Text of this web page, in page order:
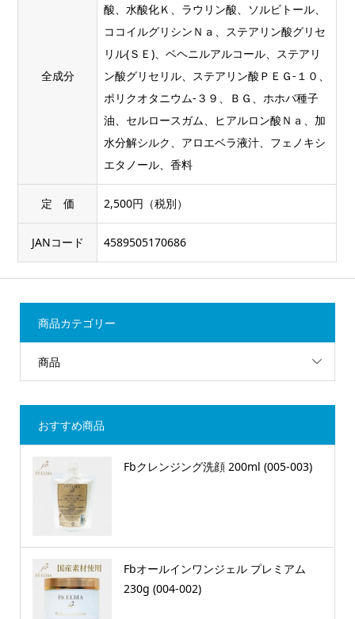
全成分
酸、水酸化Ｋ、ラウリン酸、ソルビトール、
ココイルグリシンＮａ、ステアリン酸グリセ
リル(ＳＥ)、ベヘニルアルコール、ステアリ
ン酸グリセリル、ステアリン酸ＰＥＧ-１０、
ポリクオタニウム-３９、ＢＧ、ホホバ種子
油、セルロースガム、ヒアルロン酸Ｎａ、加
水分解シルク、アロエベラ液汁、フェノキシ
エタノール、香料
定 価 2,500円（税別）
JANコード 4589505170686
商品カテゴリー
商品
おすすめ商品
Fbクレンジング洗顔 200ml (005-003)
Fbオールインワンジェル プレミアム
230g (004-002)